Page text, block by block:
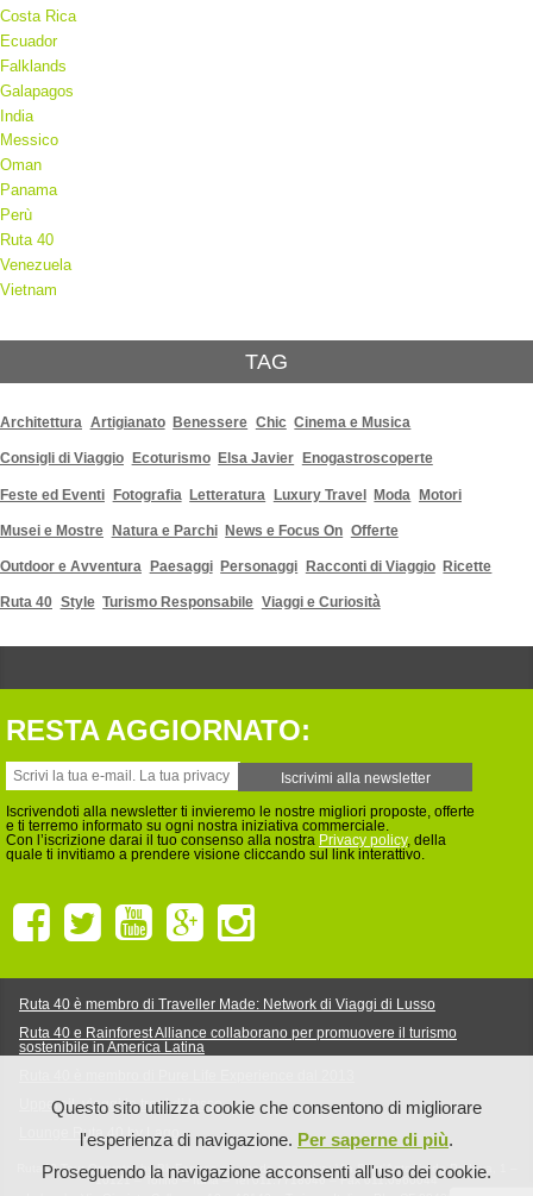
Questo sito utilizza cookie che consentono di migliorare
l'esperienza di navigazione. Per saperne di più.
Proseguendo la navigazione acconsenti all'uso dei cookie.
Costa Rica
Ecuador
Falklands
Galapagos
India
Messico
Oman
Panama
Perù
Ruta 40
Venezuela
Vietnam
TAG
Architettura Artigianato Benessere Chic Cinema e Musica
Consigli di Viaggio Ecoturismo Elsa Javier Enogastroscoperte
Feste ed Eventi Fotografia Letteratura Luxury Travel Moda Motori
Musei e Mostre Natura e Parchi News e Focus On Offerte
Outdoor e Avventura Paesaggi Personaggi Racconti di Viaggio Ricette
Ruta 40 Style Turismo Responsabile Viaggi e Curiosità
RESTA AGGIORNATO:
Iscrivendoti alla newsletter ti invieremo le nostre migliori proposte, offerte
e ti terremo informato su ogni nostra iniziativa commerciale.
Con l’iscrizione darai il tuo consenso alla nostra Privacy policy, della
quale ti invitiamo a prendere visione cliccando sul link interattivo.
Ruta 40 è membro di Traveller Made: Network di Viaggi di Lusso
Ruta 40 e Rainforest Alliance collaborano per promuovere il turismo
sostenibile in America Latina
Upperail, viaggi in treni di lusso
Lounge Ruta 40 by Lago
Ruta40 Tour Operator by BluFennec srl – sede operativa: Via Sant'Antonio da Padova, 1 –
10121 – Torino – Italia – Tel 011.7718046 – Fax 011.0960044